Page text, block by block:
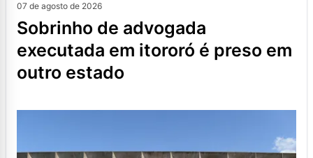
07 de agosto de 2026
sobrinho de advogada
executada em itororó é preso em
outro estado